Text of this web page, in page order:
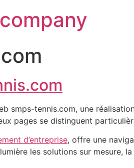
smps-tennis.com, une
pages se distinguent
d’entreprise, offre une
les solutions sur mesure,